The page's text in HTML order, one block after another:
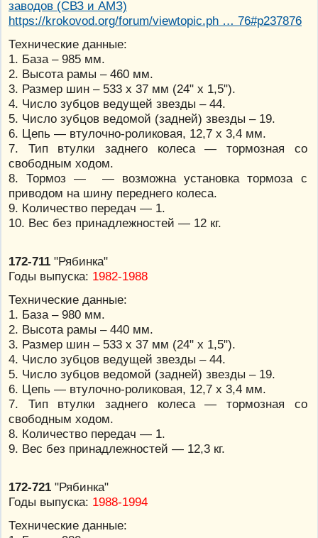
https://krokovod.org/forum/viewtopic.ph … 76#p237876
Технические данные:
1. База – 985 мм.
2. Высота рамы – 460 мм.
3. Размер шин – 533 х 37 мм (24" х 1,5").
4. Число зубцов ведущей звезды – 44.
5. Число зубцов ведомой (задней) звезды – 19.
6. Цепь — втулочно-роликовая, 12,7 х 3,4 мм.
7. Тип втулки заднего колеса — тормозная со
свободным ходом.
8. Тормоз — — возможна установка тормоза с
приводом на шину переднего колеса.
9. Количество передач — 1.
10. Вес без принадлежностей — 12 кг.
172-711 "Рябинка"
Годы выпуска: 1982-1988
Технические данные:
1. База – 980 мм.
2. Высота рамы – 440 мм.
3. Размер шин – 533 х 37 мм (24" х 1,5").
4. Число зубцов ведущей звезды – 44.
5. Число зубцов ведомой (задней) звезды – 19.
6. Цепь — втулочно-роликовая, 12,7 х 3,4 мм.
7. Тип втулки заднего колеса — тормозная со
свободным ходом.
8. Количество передач — 1.
9. Вес без принадлежностей — 12,3 кг.
172-721 "Рябинка"
Годы выпуска: 1988-1994
Технические данные: